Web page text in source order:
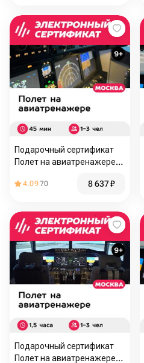
Подарочный сертификат
Полет на авиатренажере
3 чел., будние дни
4.0970 8 637₽
Подарочный сертификат
Полет на авиатренажере